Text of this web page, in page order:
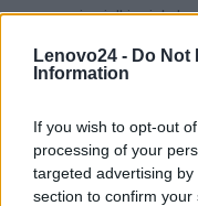
Lenovo24 - Do Not
Information
If you wish to opt-out
processing of your
targeted advertising
section to confirm
niewielkie, ich
specjalne
komputery
wyniku zbyt
doskonałe
sobie